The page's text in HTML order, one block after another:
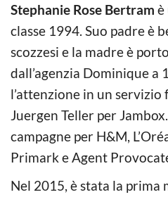
Stephanie Rose Bertram è
classe 1994. Suo padre è
scozzesi e la madre è
dall’agenzia Dominique a
l’attenzione in un
Juergen Teller per Jambox.
campagne per H&M,
Primark e Agent
Nel 2015, è stata la prima